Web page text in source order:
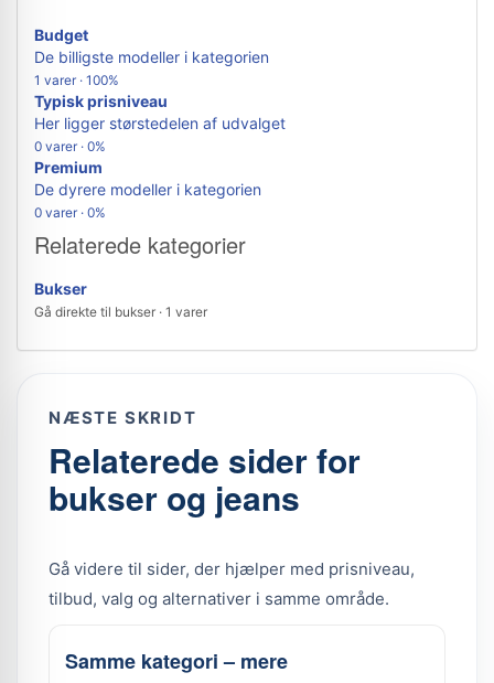
Budget
De billigste modeller i kategorien
1 varer · 100%
Typisk prisniveau
Her ligger størstedelen af udvalget
0 varer · 0%
Premium
De dyrere modeller i kategorien
0 varer · 0%
Relaterede kategorier
Bukser
Gå direkte til bukser · 1 varer
NÆSTE SKRIDT
Relaterede sider for
bukser og jeans
Gå videre til sider, der hjælper med prisniveau,
tilbud, valg og alternativer i samme område.
Samme kategori – mere